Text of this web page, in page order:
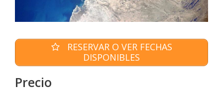
RESERVAR O VER FECHAS
DISPONIBLES
Precio